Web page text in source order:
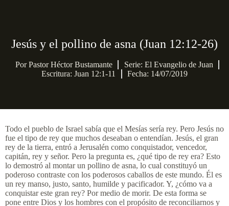
Jesús y el pollino de asna (Juan 12:12-26)
PorPastor Héctor Bustamante Serie: El Evangelio de Juan
Escritura: Juan 12:1-11
Fecha: 14/07/2019
Todo el pueblo de Israel sabía que el Mesías sería rey. Pero Jesús no
fue el tipo de rey que muchos deseaban o entendían. Jesús, el gran
rey de la tierra, entró a Jerusalén como conquistador, vencedor,
capitán, rey y señor. Pero la pregunta es, ¿qué tipo de rey era? Esto
lo demostró al montar un pollino de asna, lo cual constituyó un
poderoso contraste con los poderosos caballos de este mundo. Él es
un rey manso, justo, santo, humilde y pacificador. Y, ¿cómo va a
conquistar este gran rey? Por medio de morir. De esta forma se
pone entre Dios y los hombres con el propósito de reconciliarnos y